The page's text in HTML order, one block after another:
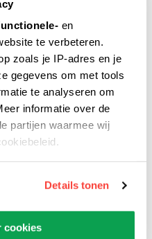
en
te verbeteren.
zoals je IP-adres en je
gegevens om met tools
te analyseren om
informatie over de
partijen waarmee wij
Details tonen
cookies
de witgevlekte
zij hun prooi
zorgt er voor dat
allerlei soorten en
dan zijzelf. Daarnaast
roofzucht
zij doden meer prooi